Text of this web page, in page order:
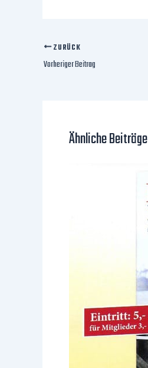
ZURÜCK
Vorheriger Beitrag
Ähnliche Beiträge